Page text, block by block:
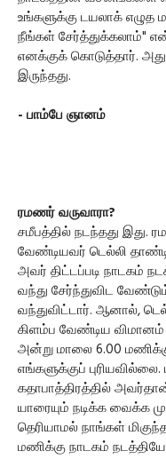
உங்களுக்கு டயலாக்
நீங்கள் சேர்த்துக்கலாம்"
எனக்குக் கொடுத்தார்.
இருந்தது.
- பாம்பே ஞானம்
ரமணர் வருவாரா?
சமீபத்தில் நடந்தது இது.
வேண்டியவர் டெல்லி
அவர் திட்டப்படி நாடகம்
வந்து சேர்ந்துவிட
வந்துவிட்டார். ஆனால்,
கிளம்ப வேண்டிய
அன்று மாலை 6.00
எங்களுக்குப்
கதாபாத்திரத்தில்
யாரையும் நடிக்க வைக்க
தெரியாமல் நாங்கள்
மணிக்கு நாடகம்